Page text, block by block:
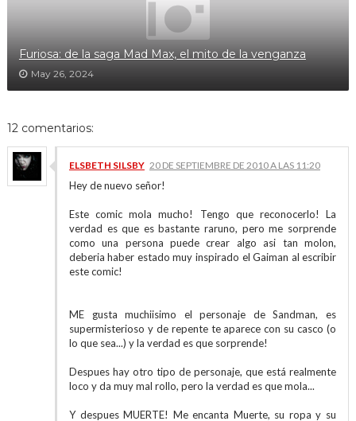
Furiosa: de la saga Mad Max, el mito de la venganza
May 26, 2024
12 comentarios:
ELSBETH SILSBY 20 DE SEPTIEMBRE DE 2010 A LAS 11:20
Hey de nuevo señor!
Este comic mola mucho! Tengo que reconocerlo! La
verdad es que es bastante raruno, pero me sorprende
como una persona puede crear algo asi tan molon,
deberia haber estado muy inspirado el Gaiman al escribir
este comic!
ME gusta muchiisimo el personaje de Sandman, es
supermisterioso y de repente te aparece con su casco (o
lo que sea...) y la verdad es que sorprende!
Despues hay otro tipo de personaje, que está realmente
loco y da muy mal rollo, pero la verdad es que mola...
Y despues MUERTE! Me encanta Muerte, su ropa y su